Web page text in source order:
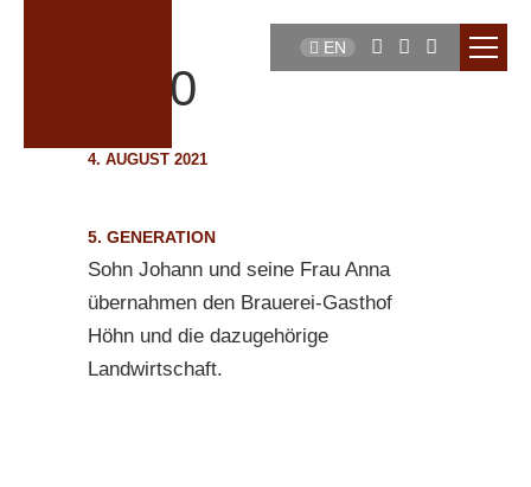
EN
1920
4. AUGUST 2021
5. GENERATION
Sohn Johann und seine Frau Anna
übernahmen den Brauerei-Gasthof
Höhn und die dazugehörige
Landwirtschaft.